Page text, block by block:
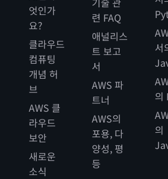
엇인가
요?
클라우드
컴퓨팅
개념 허
브
AWS 클
라우드
보안
새로운
소식
련 FAQ
애널리스
트 보고
서
AWS 파
트너
AWS의
포용, 다
양성, 평
등
서
의
의